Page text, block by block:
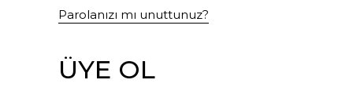
Parolanızı mı unuttunuz?
ÜYE OL